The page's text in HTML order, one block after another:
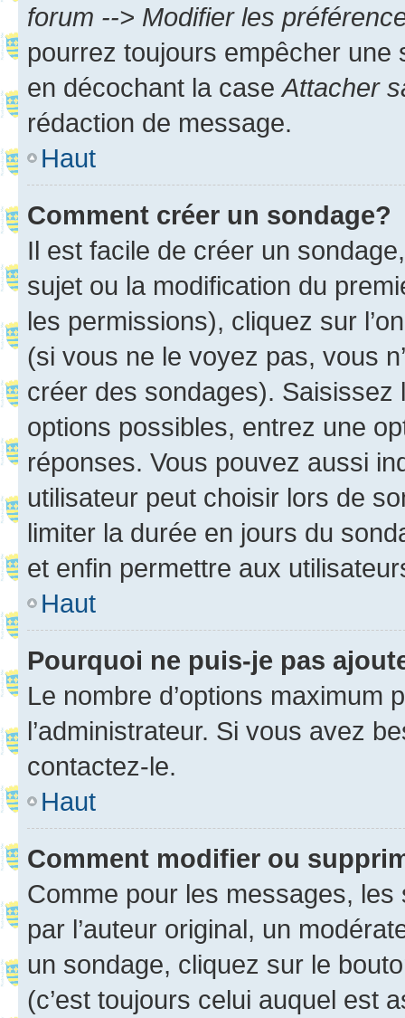
forum --> Modifier les
pourrez toujours empêcher une
en décochant la case Attacher
rédaction de message.
Haut
Comment créer un sondage?
Il est facile de créer un
sujet ou la modification du
les permissions), cliquez sur
(si vous ne le voyez pas, vous
créer des sondages).
options possibles, entrez une
réponses. Vous pouvez aussi
utilisateur peut choisir lors de
limiter la durée en jours du
et enfin permettre aux
Haut
Pourquoi ne puis-je pas
Le nombre d’options maximum
l’administrateur. Si vous avez
contactez-le.
Haut
Comment modifier ou
Comme pour les messages,
par l’auteur original, un
un sondage, cliquez sur le
(c’est toujours celui auquel est